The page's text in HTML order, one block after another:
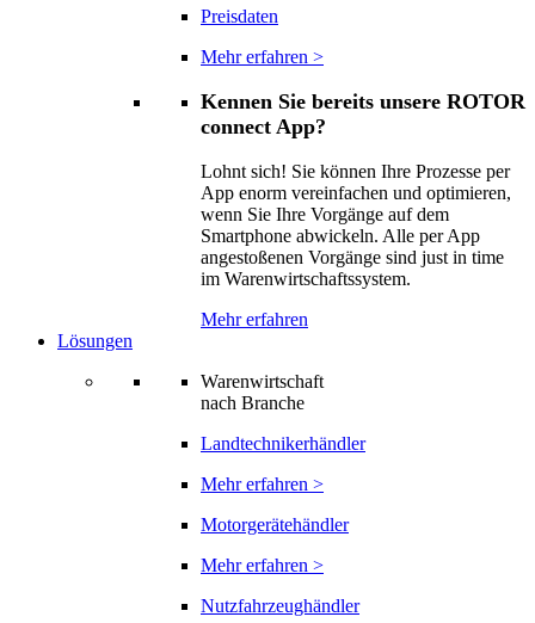
Preisdaten
Mehr erfahren >
Kennen Sie bereits unsere ROTOR
connect App?
Lohnt sich! Sie können Ihre Prozesse per
App enorm vereinfachen und optimieren,
wenn Sie Ihre Vorgänge auf dem
Smartphone abwickeln. Alle per App
angestoßenen Vorgänge sind just in time
im Warenwirtschaftssystem.
Mehr erfahren
Lösungen
Warenwirtschaft
nach Branche
Landtechnikerhändler
Mehr erfahren >
Motorgerätehändler
Mehr erfahren >
Nutzfahrzeughändler